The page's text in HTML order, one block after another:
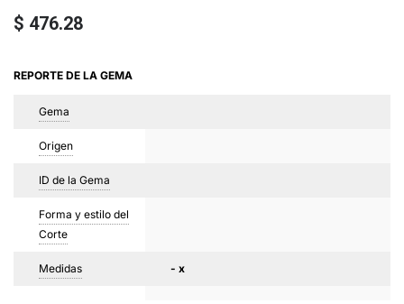
$ 476.28
REPORTE DE LA GEMA
Gema
Origen
ID de la Gema
Forma y estilo del
Corte
Medidas - x